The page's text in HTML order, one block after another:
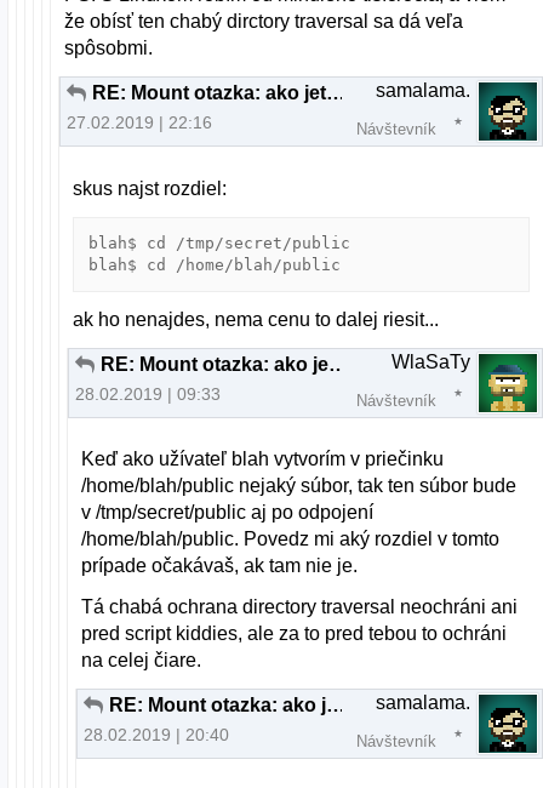
že obísť ten chabý dirctory traversal sa dá veľa
spôsobmi.
RE: Mount otazka: ako jeto mozne?
27.02.2019 | 22:16
samalama.
Návštevník
skus najst rozdiel:
blah$ cd /tmp/secret/public
blah$ cd /home/blah/public
ak ho nenajdes, nema cenu to dalej riesit...
RE: Mount otazka: ako jeto mozne?
28.02.2019 | 09:33
WlaSaTy
Návštevník
Keď ako užívateľ blah vytvorím v priečinku
/home/blah/public nejaký súbor, tak ten súbor bude
v /tmp/secret/public aj po odpojení
/home/blah/public. Povedz mi aký rozdiel v tomto
prípade očakávaš, ak tam nie je.
Tá chabá ochrana directory traversal neochráni ani
pred script kiddies, ale za to pred tebou to ochráni
na celej čiare.
RE: Mount otazka: ako jeto mozne?
28.02.2019 | 20:40
samalama.
Návštevník